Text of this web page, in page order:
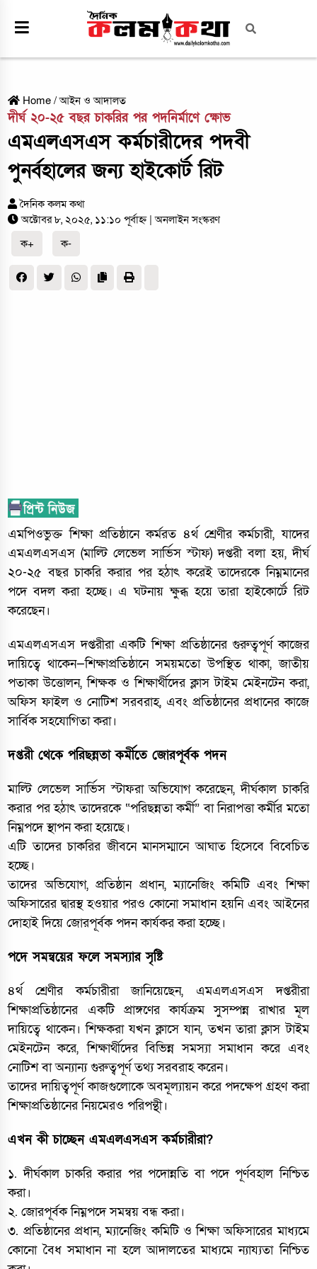
Home /আইন ও আদালত
দীর্ঘ ২০-২৫ বছর চাকরির পর পদনির্মাণে ক্ষোভ
এমএলএসএস কর্মচারীদের পদবী
পুনর্বহালের জন্য হাইকোর্ট রিট
দৈনিক কলম কথা
অক্টোবর ৮, ২০২৫, ১১:১০ পূর্বাহ্ন | অনলাইন সংস্করণ
ক+
ক-
এমপিওভুক্ত শিক্ষা প্রতিষ্ঠানে কর্মরত ৪র্থ শ্রেণীর কর্মচারী, যাদের
এমএলএসএস (মাল্টি লেভেল সার্ভিস স্টাফ) দপ্তরী বলা হয়, দীর্ঘ
২০-২৫ বছর চাকরি করার পর হঠাৎ করেই তাদেরকে নিম্নমানের
পদে বদল করা হচ্ছে। এ ঘটনায় ক্ষুব্ধ হয়ে তারা হাইকোর্টে রিট
করেছেন।
এমএলএসএস দপ্তরীরা একটি শিক্ষা প্রতিষ্ঠানের গুরুত্বপূর্ণ কাজের
দায়িত্বে থাকেন—শিক্ষাপ্রতিষ্ঠানে সময়মতো উপস্থিত থাকা, জাতীয়
পতাকা উত্তোলন, শিক্ষক ও শিক্ষার্থীদের ক্লাস টাইম মেইনটেন করা,
অফিস ফাইল ও নোটিশ সরবরাহ, এবং প্রতিষ্ঠানের প্রধানের কাজে
সার্বিক সহযোগিতা করা।
দপ্তরী থেকে পরিছন্নতা কর্মীতে জোরপূর্বক পদন
মাল্টি লেভেল সার্ভিস স্টাফরা অভিযোগ করেছেন, দীর্ঘকাল চাকরি
করার পর হঠাৎ তাদেরকে “পরিছন্নতা কর্মী” বা নিরাপত্তা কর্মীর মতো
নিম্নপদে স্থাপন করা হয়েছে।
এটি তাদের চাকরির জীবনে মানসম্মানে আঘাত হিসেবে বিবেচিত
হচ্ছে।
তাদের অভিযোগ, প্রতিষ্ঠান প্রধান, ম্যানেজিং কমিটি এবং শিক্ষা
অফিসারের দ্বারস্থ হওয়ার পরও কোনো সমাধান হয়নি এবং আইনের
দোহাই দিয়ে জোরপূর্বক পদন কার্যকর করা হচ্ছে।
পদে সমন্বয়ের ফলে সমস্যার সৃষ্টি
৪র্থ শ্রেণীর কর্মচারীরা জানিয়েছেন, এমএলএসএস দপ্তরীরা
শিক্ষাপ্রতিষ্ঠানের একটি প্রাঙ্গণের কার্যক্রম সুসম্পন্ন রাখার মূল
দায়িত্বে থাকেন। শিক্ষকরা যখন ক্লাসে যান, তখন তারা ক্লাস টাইম
মেইনটেন করে, শিক্ষার্থীদের বিভিন্ন সমস্যা সমাধান করে এবং
নোটিশ বা অন্যান্য গুরুত্বপূর্ণ তথ্য সরবরাহ করেন।
তাদের দায়িত্বপূর্ণ কাজগুলোকে অবমূল্যায়ন করে পদক্ষেপ গ্রহণ করা
শিক্ষাপ্রতিষ্ঠানের নিয়মেরও পরিপন্থী।
এখন কী চাচ্ছেন এমএলএসএস কর্মচারীরা?
১. দীর্ঘকাল চাকরি করার পর পদোন্নতি বা পদে পূর্ণবহাল নিশ্চিত
করা।
২. জোরপূর্বক নিম্নপদে সমন্বয় বন্ধ করা।
৩. প্রতিষ্ঠানের প্রধান, ম্যানেজিং কমিটি ও শিক্ষা অফিসারের মাধ্যমে
কোনো বৈধ সমাধান না হলে আদালতের মাধ্যমে ন্যায্যতা নিশ্চিত